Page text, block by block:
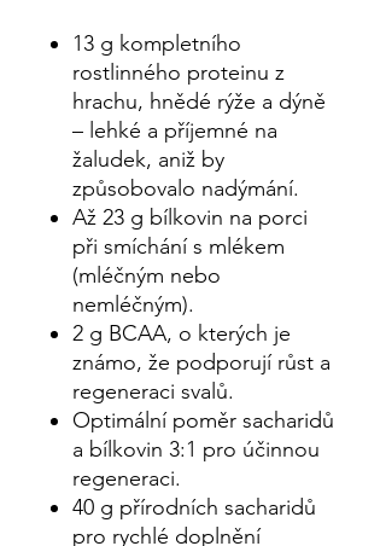
13 g kompletního
rostlinného proteinu z
hrachu, hnědé rýže a dýně
– lehké a příjemné na
žaludek, aniž by
způsobovalo nadýmání.
Až 23 g bílkovin na porci
při smíchání s mlékem
(mléčným nebo
nemléčným).
2 g BCAA, o kterých je
známo, že podporují růst a
regeneraci svalů.
Optimální poměr sacharidů
a bílkovin 3:1 pro účinnou
regeneraci.
40 g přírodních sacharidů
pro rychlé doplnění